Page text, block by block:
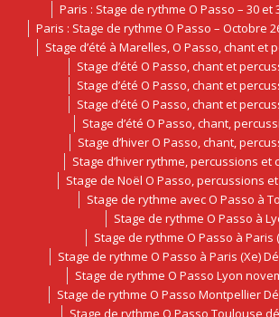
Paris : Stage de rythme O Passo – 30 et
Paris : Stage de rythme O Passo – Octobre
Stage d’été à Marelles, O Passo, chant et
Stage d’été O Passo, chant et
Stage d’été O Passo, chant et
Stage d’été O Passo, chant et
Stage d’été O Passo, chant,
Stage d’hiver O Passo, chant,
Stage d’hiver rythme, percussions et
Stage de Noël O Passo, percussions
Stage de rythme avec O Passo à
Stage de rythme O Passo à
Stage de rythme O Passo à Paris
Stage de rythme O Passo à Paris (Xe)
Stage de rythme O Passo Lyon
Stage de rythme O Passo Montpellier
Stage de rythme O Passo Toulouse